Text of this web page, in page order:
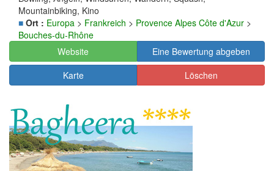
Mountainbiking, Kino
■ Ort : Europa > Frankreich > Provence Alpes Côte d'Azur >
Bouches-du-Rhône
Website
Eine Bewertung abgeben
Karte
Löschen